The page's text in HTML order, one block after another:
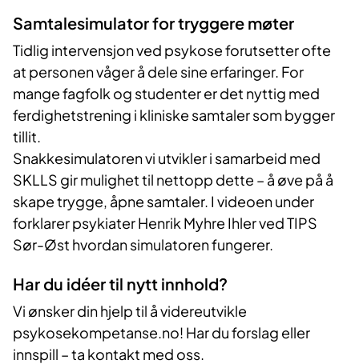
Samtalesimulator for tryggere møter
Tidlig intervensjon ved psykose forutsetter ofte
at personen våger å dele sine erfaringer. For
mange fagfolk og studenter er det nyttig med
ferdighetstrening i kliniske samtaler som bygger
tillit.
Snakkesimulatoren vi utvikler i samarbeid med
SKLLS gir mulighet til nettopp dette – å øve på å
skape trygge, åpne samtaler. I videoen under
forklarer psykiater Henrik Myhre Ihler ved TIPS
Sør-Øst hvordan simulatoren fungerer.
Har du idéer til nytt innhold?
Vi ønsker din hjelp til å videreutvikle
psykosekompetanse.no! Har du forslag eller
innspill – ta kontakt med oss.